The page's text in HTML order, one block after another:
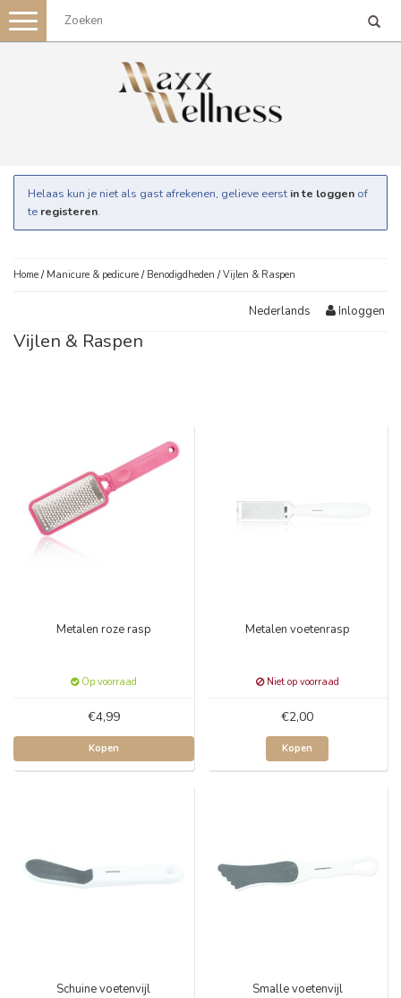
Toggle
navigation
Helaas kun je niet als gast afrekenen, gelieve eerst in te loggen of
te registeren.
Home / Manicure & pedicure / Benodigdheden /Vijlen & Raspen
Nederlands Inloggen
Vijlen & Raspen
Metalen roze rasp
Op voorraad
€4,99
Kopen
Metalen voetenrasp
Niet op voorraad
€2,00
Kopen
Schuine voetenvijl Smalle voetenvijl